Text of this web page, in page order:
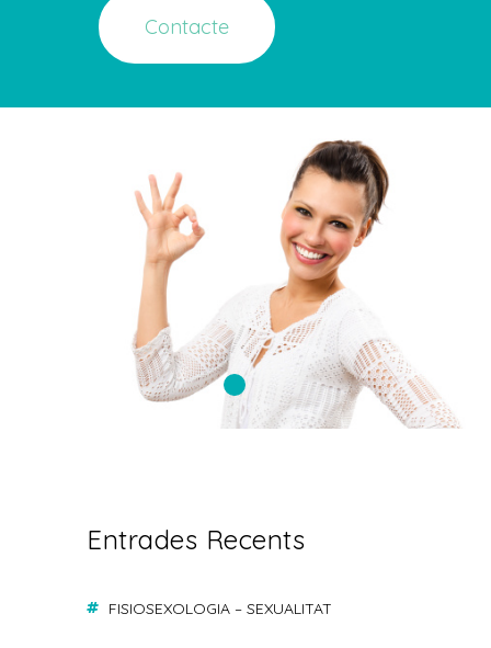
Contacte
Entrades Recents
FISIOSEXOLOGIA – SEXUALITAT